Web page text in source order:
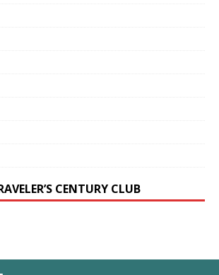
CENTURY CLUB